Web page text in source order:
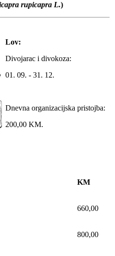
rupicapra L.)
Lov:
Divojarac i divokoza:
01. 09. - 31. 12.
Dnevna organizacijska pristojba:
200,00 KM.
KM
660,00
800,00